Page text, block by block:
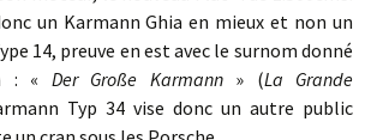
un Karmann Ghia en mieux et non un
14, preuve en est avec le surnom donné
: « Der Große Karmann» (La Grande
Typ 34 vise donc un autre public